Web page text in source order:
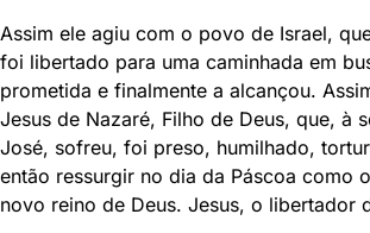
Assim ele agiu com o povo de Israel,
foi libertado para uma caminhada em
prometida e finalmente a alcançou.
Jesus de Nazaré, Filho de Deus, que, à
José, sofreu, foi preso, humilhado,
então ressurgir no dia da Páscoa como
novo reino de Deus. Jesus, o libertador